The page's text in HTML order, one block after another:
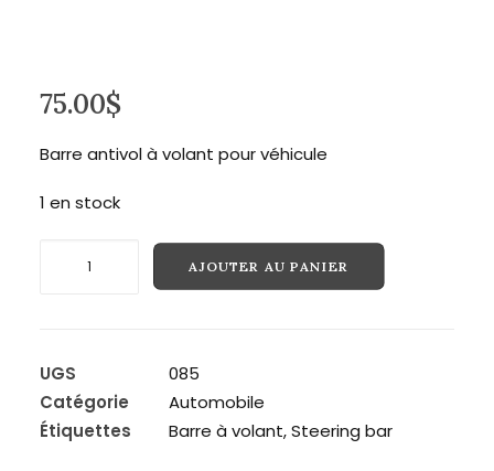
revtronik@protonmail.com
514.434.8777
75.00$
Barre antivol à volant pour véhicule
1 en stock
à
volant
pour
AJOUTER AU PANIER
UGS
085
Catégorie
Automobile
Étiquettes
Barre à volant,Steering bar